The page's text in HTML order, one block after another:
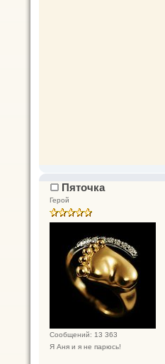
Пяточка
Герой
Сообщений: 13 363
Я Аня и я не парюсь!